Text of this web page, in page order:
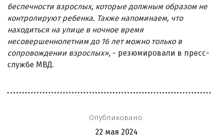
беспечности взрослых, которые должным образом не
контролируют ребенка. Также напоминаем, что
находиться на улице в ночное время
несовершеннолетним до 16 лет можно только в
сопровождении взрослых», - резюмировали в пресс-
службе МВД.
Опубликовано:
22 мая 2024